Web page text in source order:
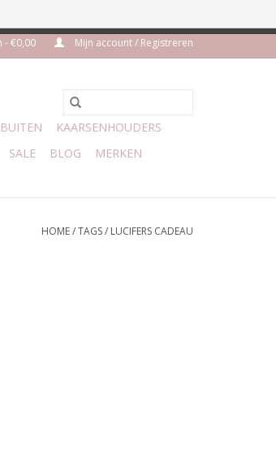
- €0,00 Mijn account / Registreren
KAARSENHOUDERS
SALE BLOG MERKEN
HOME/TAGS/ LUCIFERS CADEAU